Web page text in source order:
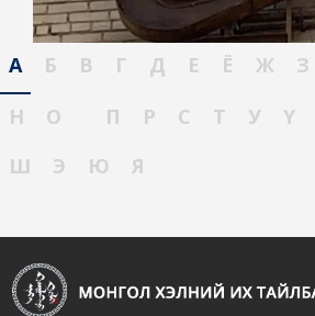
А Б В Г Д Е Ё Ж З
Н
О П Р С Т У Ү
Ш
Э Ю Я